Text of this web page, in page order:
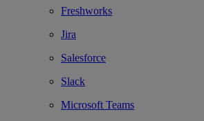
Freshworks
Jira
Salesforce
Slack
Microsoft Teams